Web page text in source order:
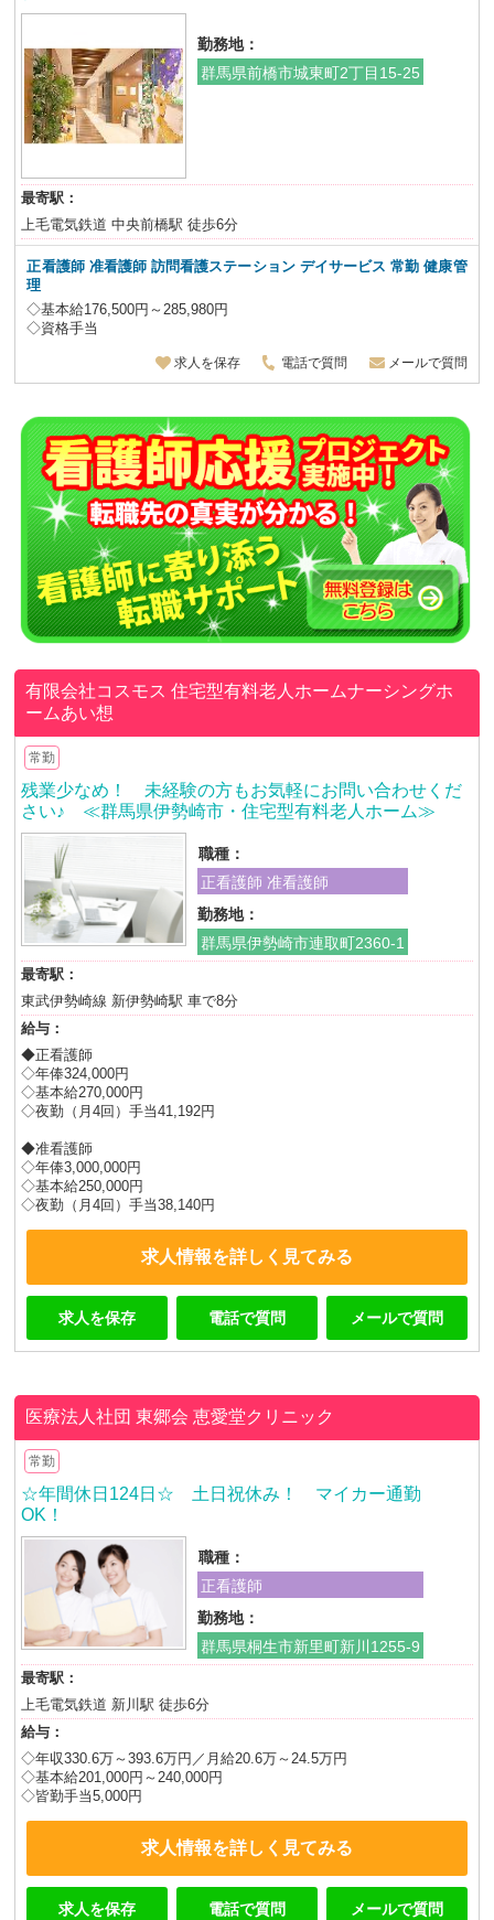
勤務地：
群馬県前橋市城東町2丁目15-25
最寄駅：
上毛電気鉄道 中央前橋駅 徒歩6分
正看護師 准看護師訪問看護ステーション デイサービス常勤 健康管
理
◇基本給176,500円～285,980円
◇資格手当
求人を保存 電話で質問 メールで質問
有限会社コスモス住宅型有料老人ホームナーシングホ
ームあい想
常勤
残業少なめ！ 未経験の方もお気軽にお問い合わせくだ
さい♪ ≪群馬県伊勢崎市・住宅型有料老人ホーム≫
職種：
正看護師 准看護師
勤務地：
群馬県伊勢崎市連取町2360-1
最寄駅：
東武伊勢崎線 新伊勢崎駅 車で8分
給与：
◆正看護師
◇年俸324,000円
◇基本給270,000円
◇夜勤（月4回）手当41,192円
◆准看護師
◇年俸3,000,000円
◇基本給250,000円
◇夜勤（月4回）手当38,140円
求人情報を詳しく見てみる
求人を保存 電話で質問 メールで質問
医療法人社団 東郷会恵愛堂クリニック
常勤
☆年間休日124日☆ 土日祝休み！ マイカー通勤
OK！
職種：
正看護師
勤務地：
群馬県桐生市新里町新川1255-9
最寄駅：
上毛電気鉄道 新川駅 徒歩6分
給与：
◇年収330.6万～393.6万円／月給20.6万～24.5万円
◇基本給201,000円～240,000円
◇皆勤手当5,000円
求人情報を詳しく見てみる
求人を保存 電話で質問 メールで質問